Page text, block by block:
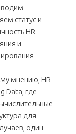
статус и
HR-
и
мнению, HR-
Data, где
для
один